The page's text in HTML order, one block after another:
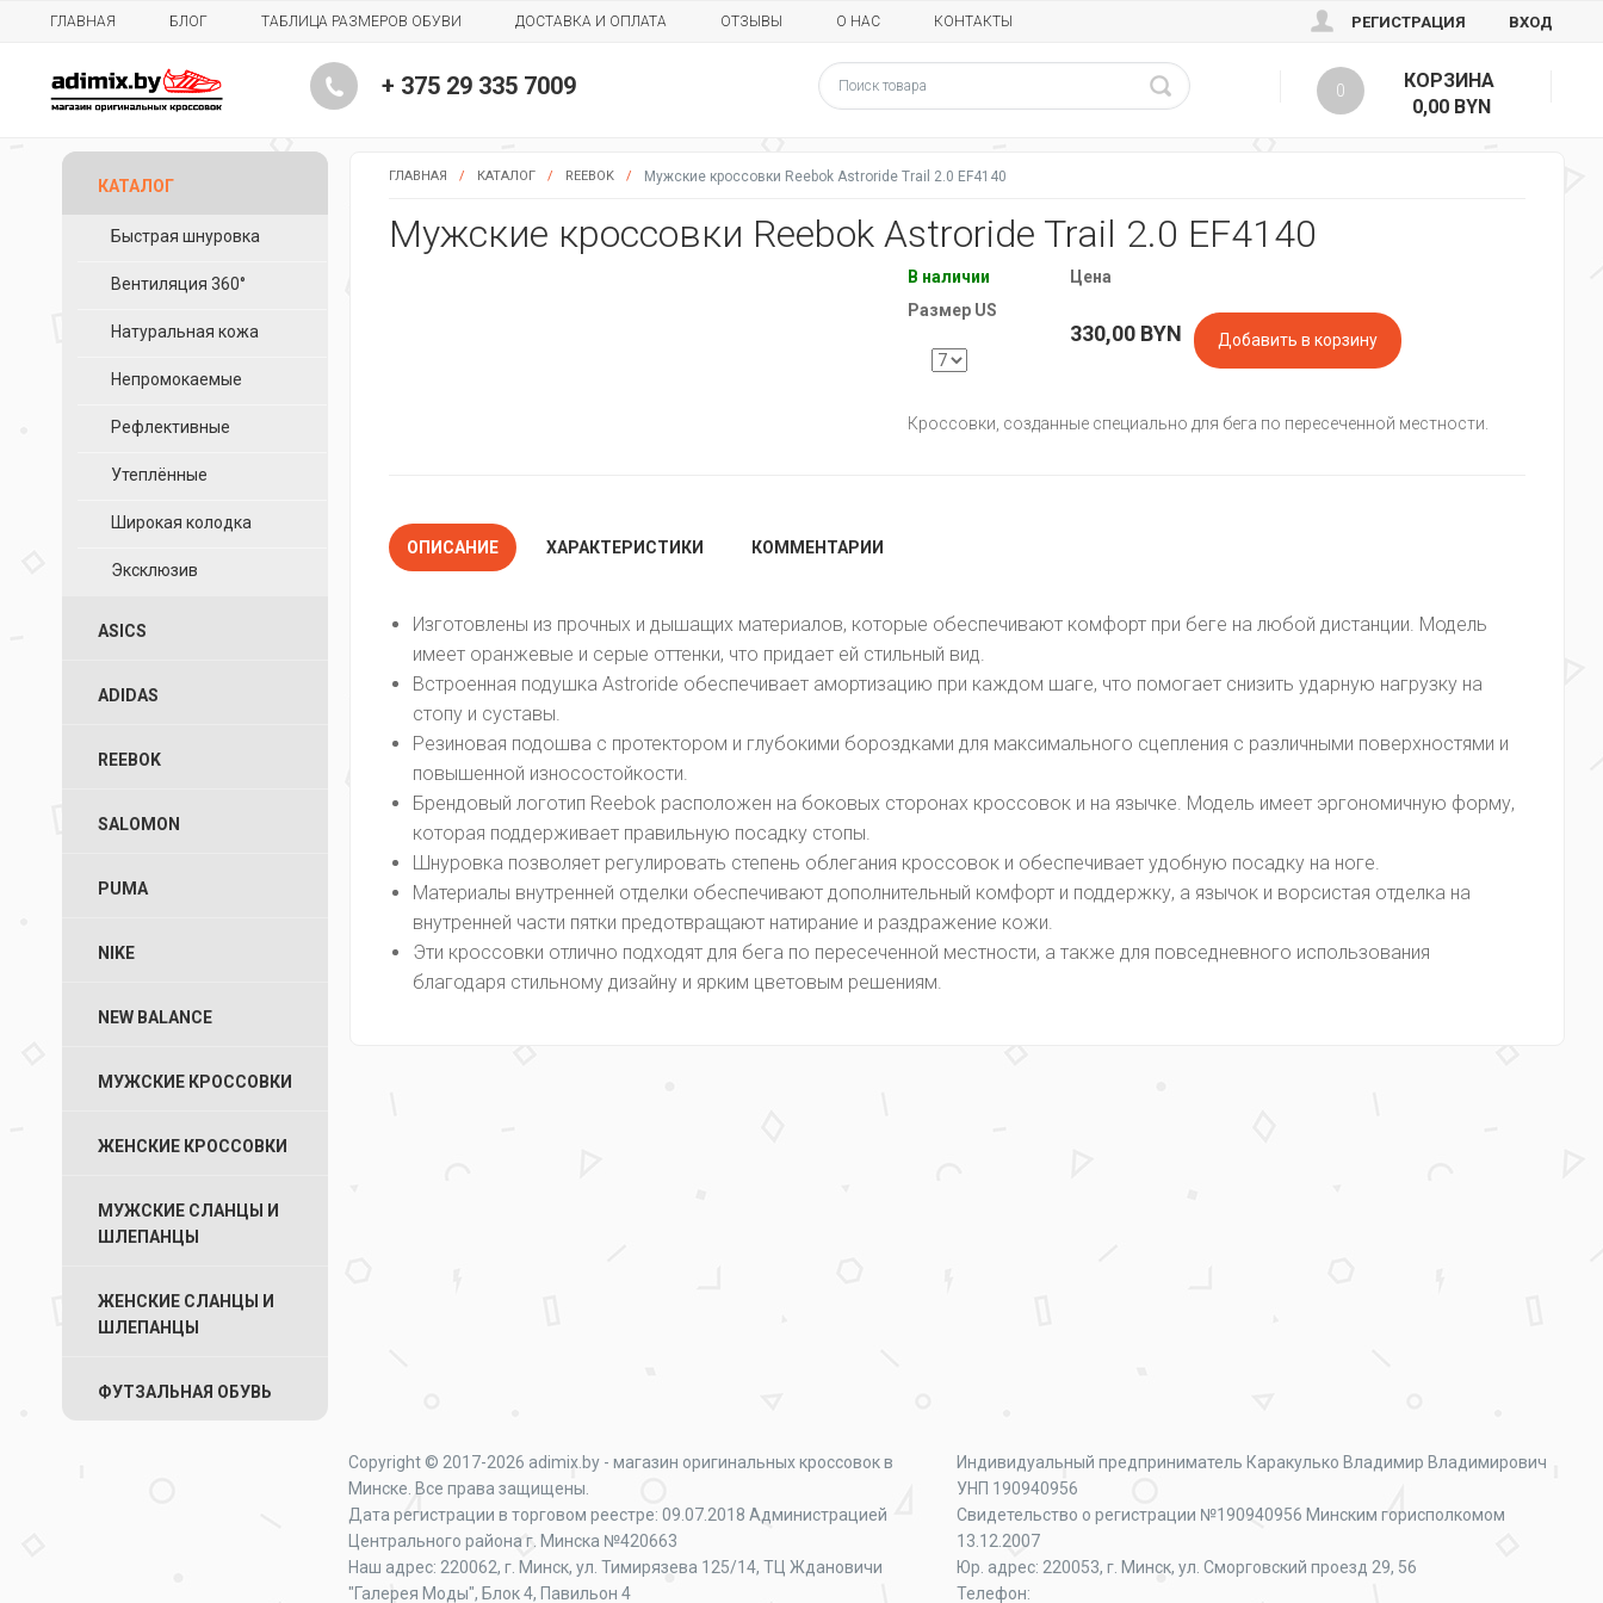
ГЛАВНАЯ БЛОГ ТАБЛИЦА РАЗМЕРОВ ОБУВИ ДОСТАВКА И ОПЛАТА ОТЗЫВЫ О НАС КОНТАКТЫ РЕГИСТРАЦИЯ ВХОД
+ 375 29 335 7009 0
КОРЗИНА
0,00 BYN
ГЛАВНАЯ / КАТАЛОГ / REEBOK / Мужские кроссовки Reebok Astroride Trail 2.0 EF4140
Мужские кроссовки Reebok Astroride Trail 2.0 EF4140
В наличии
Размер US
Цена
330,00BYN
Кроссовки, созданные специально для бега по пересеченной местности.
ОПИСАНИЕ ХАРАКТЕРИСТИКИ КОММЕНТАРИИ
Изготовлены из прочных и дышащих материалов, которые обеспечивают комфорт при беге на любой дистанции. Модель
имеет оранжевые и серые оттенки, что придает ей стильный вид.
Встроенная подушка Astroride обеспечивает амортизацию при каждом шаге, что помогает снизить ударную нагрузку на
стопу и суставы.
Резиновая подошва с протектором и глубокими бороздками для максимального сцепления с различными поверхностями и
повышенной износостойкости.
Брендовый логотип Reebok расположен на боковых сторонах кроссовок и на язычке. Модель имеет эргономичную форму,
которая поддерживает правильную посадку стопы.
Шнуровка позволяет регулировать степень облегания кроссовок и обеспечивает удобную посадку на ноге.
Материалы внутренней отделки обеспечивают дополнительный комфорт и поддержку, а язычок и ворсистая отделка на
внутренней части пятки предотвращают натирание и раздражение кожи.
Эти кроссовки отлично подходят для бега по пересеченной местности, а также для повседневного использования
благодаря стильному дизайну и ярким цветовым решениям.
КАТАЛОГ
Быстрая шнуровка
Вентиляция 360°
Натуральная кожа
Непромокаемые
Рефлективные
Утеплённые
Широкая колодка
Эксклюзив
ASICS
ADIDAS
REEBOK
SALOMON
PUMA
NIKE
NEW BALANCE
МУЖСКИЕ КРОССОВКИ
ЖЕНСКИЕ КРОССОВКИ
МУЖСКИЕ СЛАНЦЫ И
ШЛЕПАНЦЫ
ЖЕНСКИЕ СЛАНЦЫ И
ШЛЕПАНЦЫ
ФУТЗАЛЬНАЯ ОБУВЬ
Copyright © 2017-2026 adimix.by - магазин оригинальных кроссовок в
Минске. Все права защищены.
Дата регистрации в торговом реестре: 09.07.2018 Администрацией
Центрального района г. Минска №420663
Наш адрес: 220062, г. Минск, ул. Тимирязева 125/14, ТЦ Ждановичи
"Галерея Моды", Блок 4, Павильон 4
Индивидуальный предприниматель Каракулько Владимир Владимирович
УНП 190940956
Свидетельство о регистрации №190940956 Минским горисполкомом
13.12.2007
Юр. адрес: 220053, г. Минск, ул. Сморговский проезд 29, 56
Телефон: